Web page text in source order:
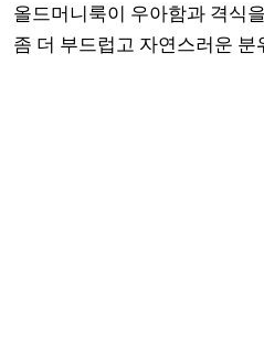
올드머니룩이 우아함과 격식
좀 더 부드럽고 자연스러운 분